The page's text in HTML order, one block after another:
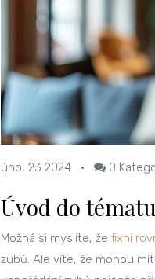
úno, 23 2024 • 0
Úvod do
Možná si myslíte, že fixní
zubů. Ale víte, že mohou